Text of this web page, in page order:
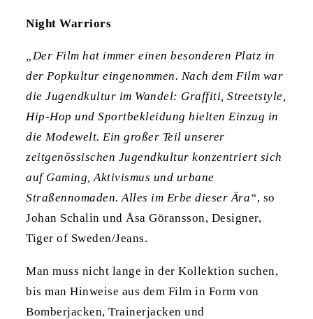
Night Warriors
„Der Film hat immer einen besonderen Platz in
der Popkultur eingenommen. Nach dem Film war
die Jugendkultur im Wandel: Graffiti, Streetstyle,
Hip-Hop und Sportbekleidung hielten Einzug in
die Modewelt. Ein großer Teil unserer
zeitgenössischen Jugendkultur konzentriert sich
auf Gaming, Aktivismus und urbane
Straßennomaden. Alles im Erbe dieser Ära“, so
Johan Schalin und Åsa Göransson, Designer,
Tiger of Sweden/Jeans.
Man muss nicht lange in der Kollektion suchen,
bis man Hinweise aus dem Film in Form von
Bomberjacken, Trainerjacken und